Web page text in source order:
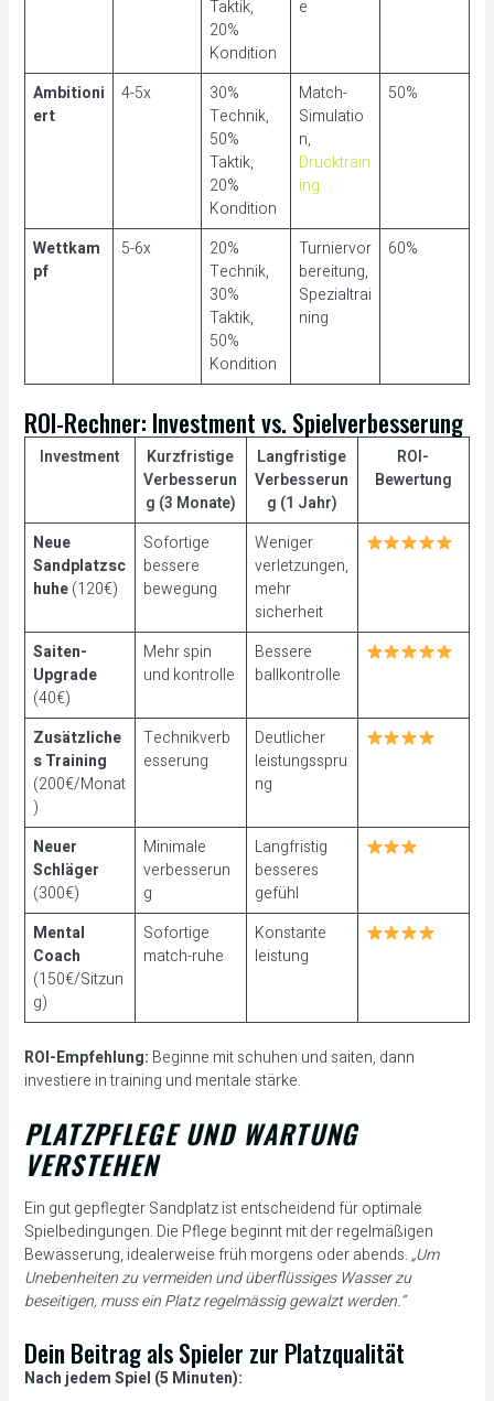
Taktik,
20%
Kondition
e
Ambitioni
ert
4-5x
30%
Technik,
50%
Taktik,
20%
Kondition
Match-
Simulatio
n,
Drucktrain
ing
50%
Wettkam
pf
5-6x
20%
Technik,
30%
Taktik,
50%
Kondition
Turniervor
bereitung,
Spezialtrai
ning
60%
ROI-Rechner: Investment vs. Spielverbesserung
Investment
Kurzfristige
Verbesserun
g (3 Monate)
Langfristige
Verbesserun
g (1 Jahr)
ROI-
Bewertung
Neue
Sandplatzsc
huhe(120€)
Sofortige
bessere
bewegung
Weniger
verletzungen,
mehr
sicherheit
Saiten-
Upgrade
(40€)
Mehr spin
und kontrolle
Bessere
ballkontrolle
Zusätzliche
s Training
(200€/Monat
)
Technikverb
esserung
Deutlicher
leistungsspru
ng
Neuer
Schläger
(300€)
Minimale
verbesserun
g
Langfristig
besseres
gefühl
Mental
Coach
(150€/Sitzun
g)
Sofortige
match-ruhe
Konstante
leistung
ROI-Empfehlung: Beginne mit schuhen und saiten, dann
investiere in training und mentale stärke.
PLATZPFLEGE UND WARTUNG
VERSTEHEN
Ein gut gepflegter Sandplatz ist entscheidend für optimale
Spielbedingungen. Die Pflege beginnt mit der regelmäßigen
Bewässerung, idealerweise früh morgens oder abends.„Um
Unebenheiten zu vermeiden und überflüssiges Wasser zu
beseitigen, muss ein Platz regelmässig gewalzt werden.“
Dein Beitrag als Spieler zur Platzqualität
Nach jedem Spiel (5 Minuten):